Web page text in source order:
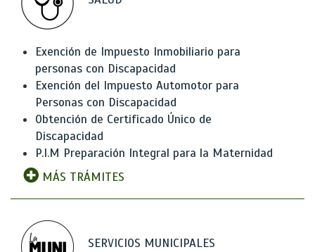
Exención de Impuesto Inmobiliario para
personas con Discapacidad
Exención del Impuesto Automotor para
Personas con Discapacidad
Obtención de Certificado Único de
Discapacidad
P.I.M Preparación Integral para la Maternidad
MÁS TRÁMITES
SERVICIOS MUNICIPALES